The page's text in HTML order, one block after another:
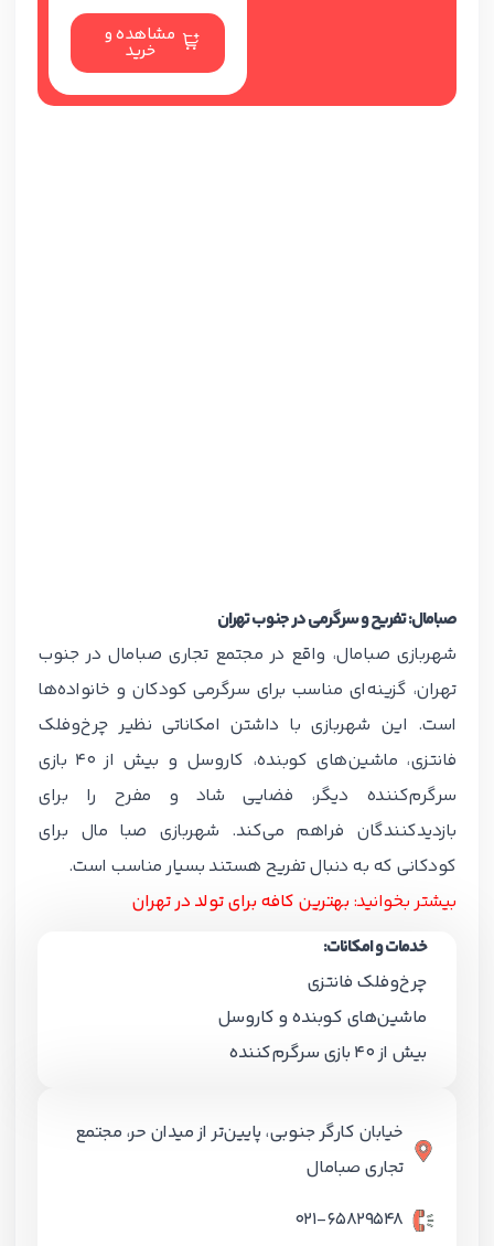
مشاهده و
خرید
صبامال: تفریح و سرگرمی در جنوب تهران
شهربازی صبامال، واقع در مجتمع تجاری صبامال در جنوب
تهران، گزینه‌ای مناسب برای سرگرمی کودکان و خانواده‌ها
است. این شهربازی با داشتن امکاناتی نظیر چرخ‌وفلک
فانتزی، ماشین‌های کوبنده، کاروسل و بیش از 40 بازی
سرگرم‌کننده دیگر، فضایی شاد و مفرح را برای
بازدیدکنندگان فراهم می‌کند. شهربازی صبا مال برای
کودکانی که به دنبال تفریح هستند بسیار مناسب است.
بیشتر بخوانید:بهترین کافه برای تولد در تهران
خدمات و امکانات:
چرخ‌وفلک فانتزی
ماشین‌های کوبنده و کاروسل
بیش از 40 بازی سرگرم‌کننده
خیابان کارگر جنوبی، پایین‌تر از میدان حر، مجتمع
تجاری صبامال
021-65829548